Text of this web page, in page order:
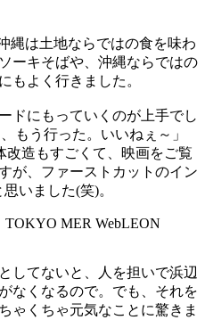
は土地ならではの食を味わ
ーキそばや、沖縄ならではの
もよく行きました。
ドにもっていくのが上手でし
もう行った。いいねぇ～」
改造もすごくて、映画をご覧
が、ファーストカットのイン
いました(笑)。
てないと、人を担いで浜辺
なくなるので。でも、それを
ゃくちゃ元気なことに驚きま